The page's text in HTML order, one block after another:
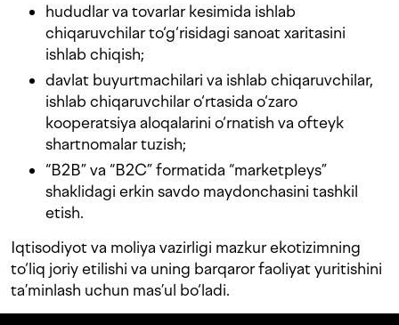
hududlar va tovarlar kesimida ishlab
chiqaruvchilar to‘g‘risidagi sanoat xaritasini
ishlab chiqish;
davlat buyurtmachilari va ishlab chiqaruvchilar,
ishlab chiqaruvchilar o‘rtasida o‘zaro
kooperatsiya aloqalarini o‘rnatish va ofteyk
shartnomalar tuzish;
“B2B” va “B2C” formatida “marketpleys”
shaklidagi erkin savdo maydonchasini tashkil
etish.
Iqtisodiyot va moliya vazirligi mazkur ekotizimning
to‘liq joriy etilishi va uning barqaror faoliyat yuritishini
ta’minlash uchun mas’ul bo‘ladi.